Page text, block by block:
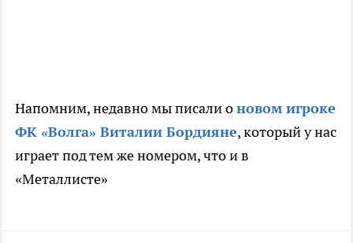
Напомним, недавно мы писали оновом игроке
ФК «Волга» Виталии Бордияне, который у нас
играет под тем же номером, что и в
«Металлисте»